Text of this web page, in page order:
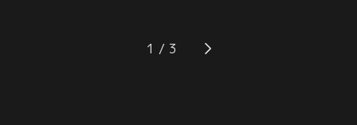
したドルドーニの猛攻の前に窮地に
追い込まれる。一方、「ぼうやの本
れた葬討部隊（エクセキアス）だっ
た。ドルドーニはホロウ化して全力
1